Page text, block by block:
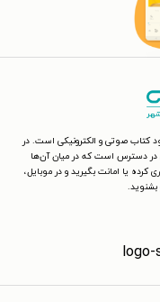
کتاب صوتی و الکترونیکی است. در
در دسترس است که در میان آن‌ها
کرده یا امانت بگیرید و در موبایل،
بشنوید.